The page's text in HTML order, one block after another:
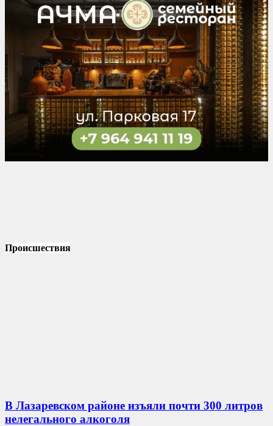
Происшествия
В Лазаревском районе изъяли почти 300 литров
нелегального алкоголя